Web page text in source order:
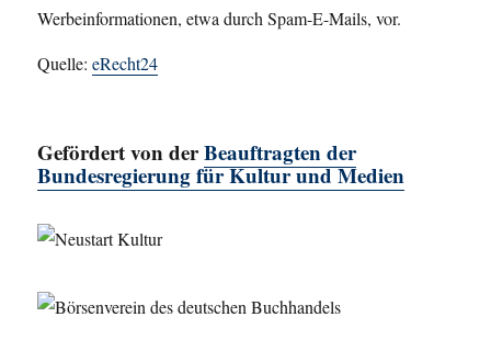
Werbeinformationen, etwa durch Spam-E-Mails, vor.
Quelle:eRecht24
Gefördert von derBeauftragten der
Bundesregierung für Kultur und Medien